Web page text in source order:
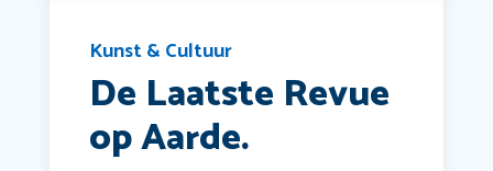
Kunst & Cultuur
De Laatste Revue
op Aarde.